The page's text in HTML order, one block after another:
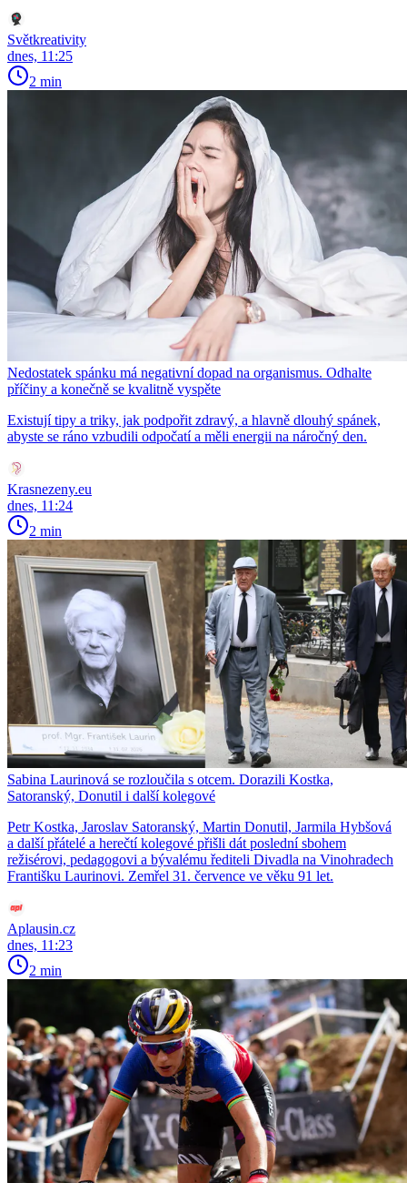
Světkreativity
dnes, 11:25
2 min
Nedostatek spánku má negativní dopad na organismus. Odhalte
příčiny a konečně se kvalitně vyspěte
Existují tipy a triky, jak podpořit zdravý, a hlavně dlouhý spánek,
abyste se ráno vzbudili odpočatí a měli energii na náročný den.
Krasnezeny.eu
dnes, 11:24
2 min
Sabina Laurinová se rozloučila s otcem. Dorazili Kostka,
Satoranský, Donutil i další kolegové
Petr Kostka, Jaroslav Satoranský, Martin Donutil, Jarmila Hybšová
a další přátelé a herečtí kolegové přišli dát poslední sbohem
režisérovi, pedagogovi a bývalému řediteli Divadla na Vinohradech
Františku Laurinovi. Zemřel 31. července ve věku 91 let.
Aplausin.cz
dnes, 11:23
2 min